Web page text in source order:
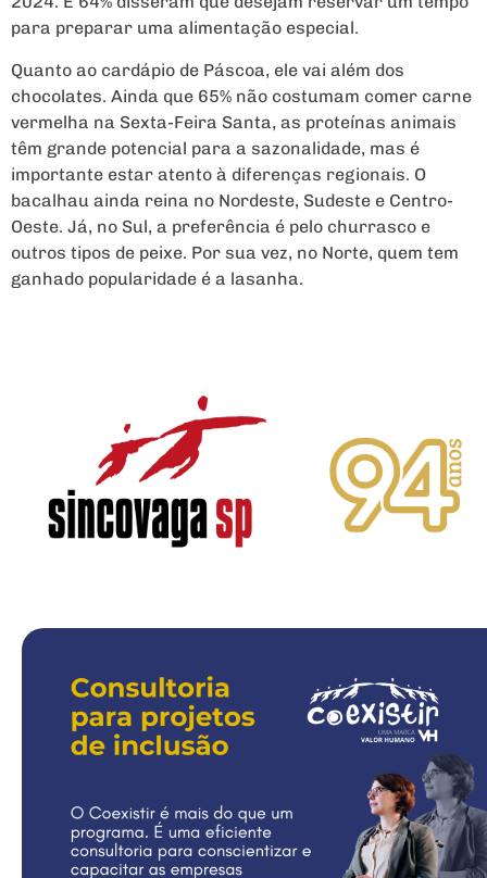
para preparar uma alimentação especial.
Quanto ao cardápio de Páscoa, ele vai além dos
chocolates. Ainda que 65% não costumam comer carne
vermelha na Sexta-Feira Santa, as proteínas animais
têm grande potencial para a sazonalidade, mas é
importante estar atento à diferenças regionais. O
bacalhau ainda reina no Nordeste, Sudeste e Centro-
Oeste. Já, no Sul, a preferência é pelo churrasco e
outros tipos de peixe. Por sua vez, no Norte, quem tem
ganhado popularidade é a lasanha.